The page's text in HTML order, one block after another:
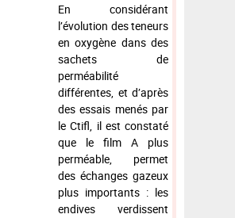
En considérant
l’évolution des teneurs
en oxygène dans des
sachets de
perméabilité
différentes, et d’après
des essais menés par
le Ctifl, il est constaté
que le film A plus
perméable, permet
des échanges gazeux
plus importants : les
endives verdissent